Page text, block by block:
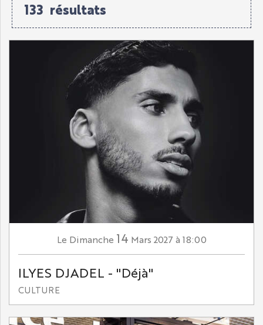
133 résultats
Le Dimanche 14 Mars 2027 à 18:00
ILYES DJADEL - "Déjà"
CULTURE